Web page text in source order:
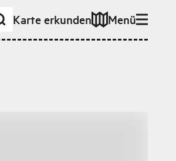
Karte erkunden Menü